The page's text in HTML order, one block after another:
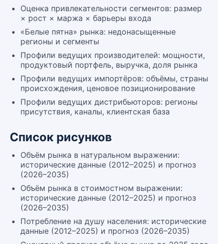
Оценка привлекательности сегментов: размер
× рост × маржа × барьеры входа
«Белые пятна» рынка: недонасыщенные
регионы и сегменты
Профили ведущих производителей: мощности,
продуктовый портфель, выручка, доля рынка
Профили ведущих импортёров: объёмы, страны
происхождения, ценовое позиционирование
Профили ведущих дистрибьюторов: регионы
присутствия, каналы, клиентская база
Список рисунков
Объём рынка в натуральном выражении:
исторические данные (2012–2025) и прогноз
(2026–2035)
Объём рынка в стоимостном выражении:
исторические данные (2012–2025) и прогноз
(2026–2035)
Потребление на душу населения: исторические
данные (2012–2025) и прогноз (2026–2035)